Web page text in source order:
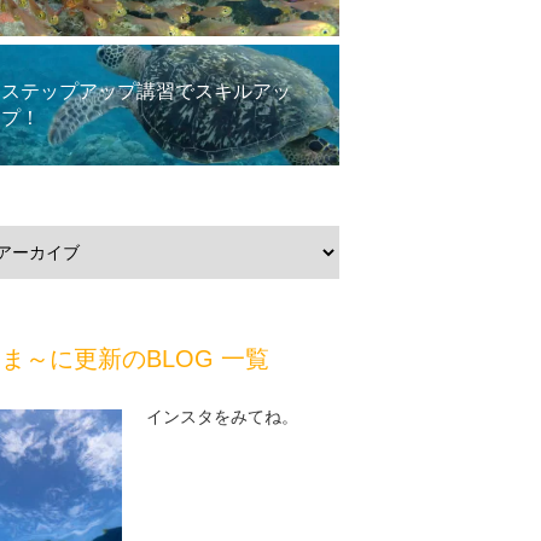
ステップアップ講習でスキルアッ
プ！
～に更新のBLOG 一覧
インスタをみてね。